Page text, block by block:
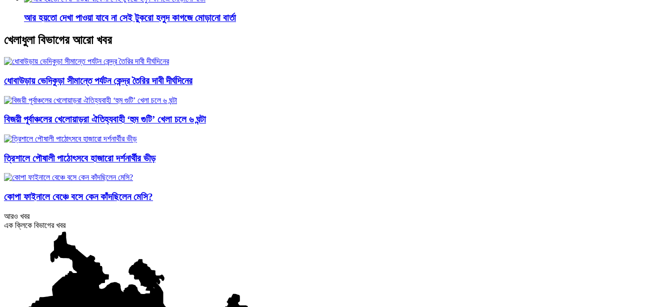
আর হয়তো দেখা পাওয়া যাবে না সেই টুকরো হলুদ কাগজে মোড়ানো বার্তা
খেলাধুলা বিভাগের আরো খবর
ধোবাউড়ায় ভেদিকুড়া সীমান্তে পর্যটন কেন্দ্র তৈরির দাবী দীর্ঘদিনের
বিজয়ী পূর্বাঞ্চলের খেলোয়াড়রা ঐতিহ্যবাহী ‘হুম গুটি’ খেলা চলে ৬ ঘন্টা
ত্রিশালে পৌষালী পাঠোৎসবে হাজারো দর্শনার্থীর ভীড়
কোপা ফাইনালে বেঞ্চে বসে কেন কাঁদছিলেন মেসি?
আরও খবর
এক ক্লিকে বিভাগের খবর